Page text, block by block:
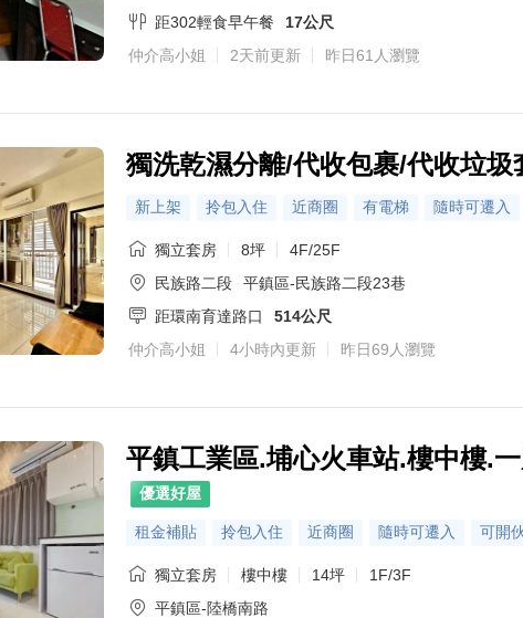
距302輕食早午餐
17公尺
仲介高小姐
2天前更新 昨日61人瀏覽
獨洗乾濕分離/代收包裹/代收垃圾
新上架 拎包入住 近商圈 有電梯 隨時可遷入
獨立套房 8坪
4F/25F
民族路二段
平鎮區-民族路二段23巷
距環南育達路口
514公尺
仲介高小姐
4小時內更新 昨日69人瀏覽
平鎮工業區.埔心火車站.樓中樓.
優選好屋
租金補貼 拎包入住 近商圈 隨時可遷入 可開
獨立套房 樓中樓 14坪
1F/3F
平鎮區-陸橋南路
0972-528-586轉 345391
0972-528-586轉 145054
0972-528-586轉 442225
0972-528-586轉 145222
0972-528-586轉 346708
0972-528-586轉 326289